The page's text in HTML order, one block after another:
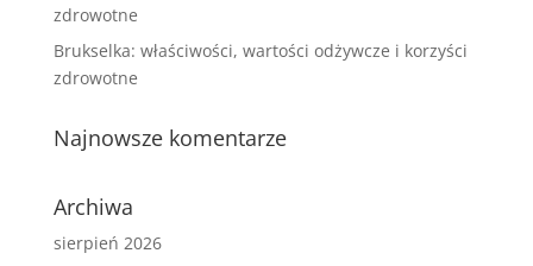
zdrowotne
Brukselka: właściwości, wartości odżywcze i korzyści
zdrowotne
Najnowsze komentarze
Archiwa
sierpień 2026